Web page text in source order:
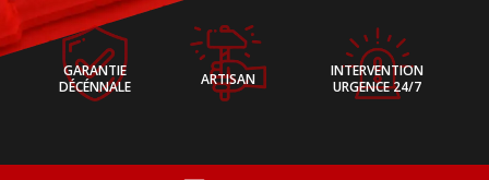
GARANTIE
DÉCÉNNALE
ARTISAN
INTERVENTION
URGENCE 24/7